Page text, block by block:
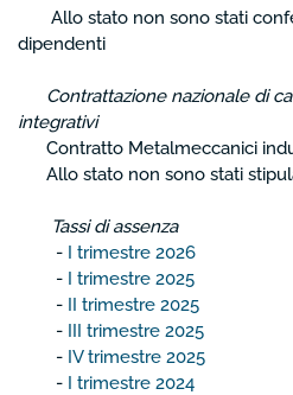
Allo stato non sono stati
dipendenti
Contrattazione nazionale di
integrativi
Contratto Metalmeccanici
Allo stato non sono stati
Tassi di assenza
- I trimestre 2026
- I trimestre 2025
- II trimestre 2025
- III trimestre 2025
- IV trimestre 2025
- I trimestre 2024